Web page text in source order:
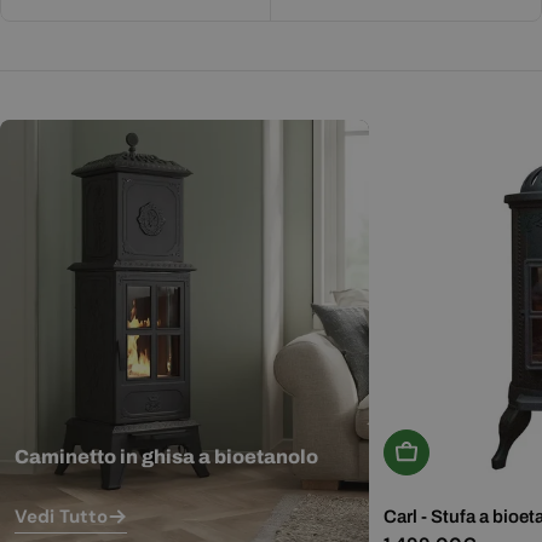
Caminetto in ghisa a bioetanolo
Vedi Tutto
Aggiungi Al
Carl - Stufa a